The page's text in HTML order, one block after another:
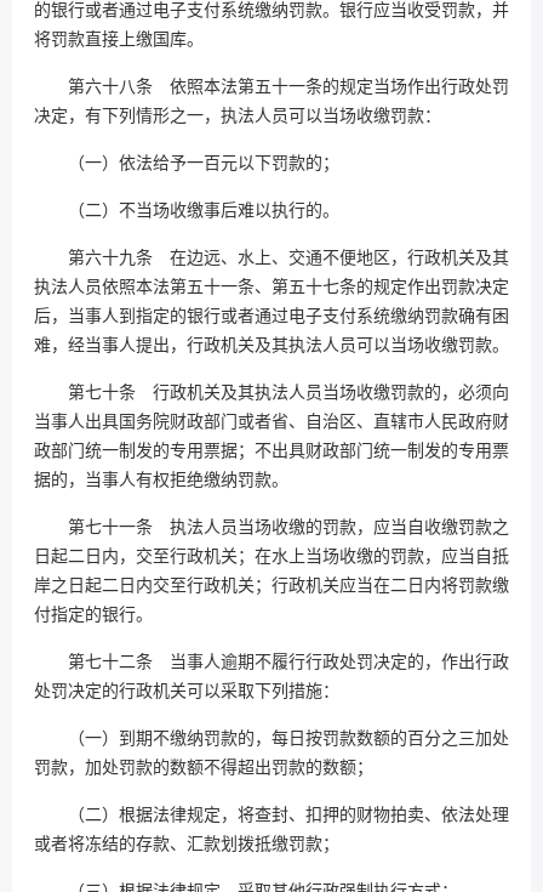
的银行或者通过电子支付系统缴纳罚款。银行应当收受罚款，并
将罚款直接上缴国库。
第六十八条 依照本法第五十一条的规定当场作出行政处罚
决定，有下列情形之一，执法人员可以当场收缴罚款：
（一）依法给予一百元以下罚款的；
（二）不当场收缴事后难以执行的。
第六十九条 在边远、水上、交通不便地区，行政机关及其
执法人员依照本法第五十一条、第五十七条的规定作出罚款决定
后，当事人到指定的银行或者通过电子支付系统缴纳罚款确有困
难，经当事人提出，行政机关及其执法人员可以当场收缴罚款。
第七十条 行政机关及其执法人员当场收缴罚款的，必须向
当事人出具国务院财政部门或者省、自治区、直辖市人民政府财
政部门统一制发的专用票据；不出具财政部门统一制发的专用票
据的，当事人有权拒绝缴纳罚款。
第七十一条 执法人员当场收缴的罚款，应当自收缴罚款之
日起二日内，交至行政机关；在水上当场收缴的罚款，应当自抵
岸之日起二日内交至行政机关；行政机关应当在二日内将罚款缴
付指定的银行。
第七十二条 当事人逾期不履行行政处罚决定的，作出行政
处罚决定的行政机关可以采取下列措施：
（一）到期不缴纳罚款的，每日按罚款数额的百分之三加处
罚款，加处罚款的数额不得超出罚款的数额；
（二）根据法律规定，将查封、扣押的财物拍卖、依法处理
或者将冻结的存款、汇款划拨抵缴罚款；